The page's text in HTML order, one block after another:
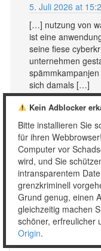
5. Juli 2026 at
[…] nutzung von
ist eine
seine fiese
unternehmen
sich damals […]
Antworten
Schreibe
Deine E-Mail-Adresse
Felder sind mit*
Kommentar*
Kein Adblocker
Bitte installieren Sie
für ihren
Computer vor
wird, und Sie
intransparentem
grenzkriminell
Grund genug, einen
gleichzeitig machen
schöner, erfreulicher
Origin.